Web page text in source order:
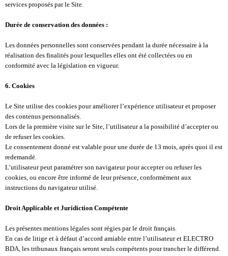
services proposés par le Site.
Durée de conservation des données :
Les données personnelles sont conservées pendant la durée nécessaire à la
réalisation des finalités pour lesquelles elles ont été collectées ou en
conformité avec la législation en vigueur.
6. Cookies
Le Site utilise des cookies pour améliorer l’expérience utilisateur et proposer
des contenus personnalisés.
Lors de la première visite sur le Site, l’utilisateur a la possibilité d’accepter ou
de refuser les cookies.
Le consentement donné est valable pour une durée de 13 mois, après quoi il est
redemandé.
L’utilisateur peut paramétrer son navigateur pour accepter ou refuser les
cookies, ou encore être informé de leur présence, conformément aux
instructions du navigateur utilisé.
Droit Applicable et Juridiction Compétente
Les présentes mentions légales sont régies par le droit français.
En cas de litige et à défaut d’accord amiable entre l’utilisateur et ELECTRO
BDA, les tribunaux français seront seuls compétents pour trancher le différend.